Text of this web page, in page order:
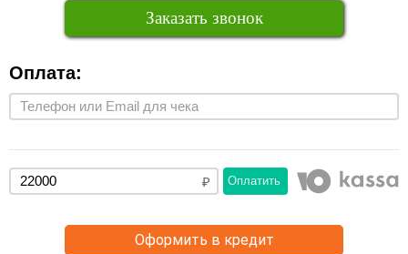
Заказать звонок
Оплата:
Оплатить
Оформить в кредит